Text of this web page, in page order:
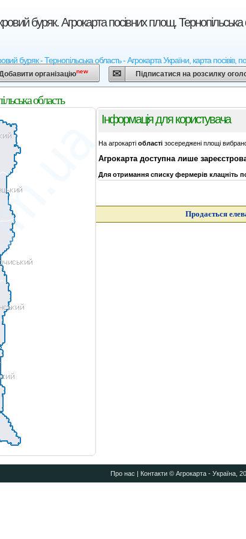
буряк. Агрокарта посівних площ. Тернопільська
буряк - Тернопільська область - Агрокарта України, карта посівів,
організаціюnew Підписатися на розсилку
область
Інформація для користувача
На агрокарті області зосереджені площі
Агрокартадоступна лише
Для отримання списку фермерів клацніть
Продається
Про нас | Контакти© Агрокарта - Україна,